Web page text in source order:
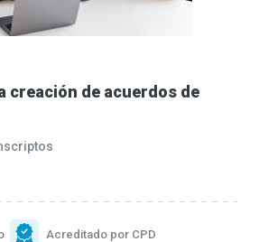
creación de acuerdos de
Acreditado por CPD